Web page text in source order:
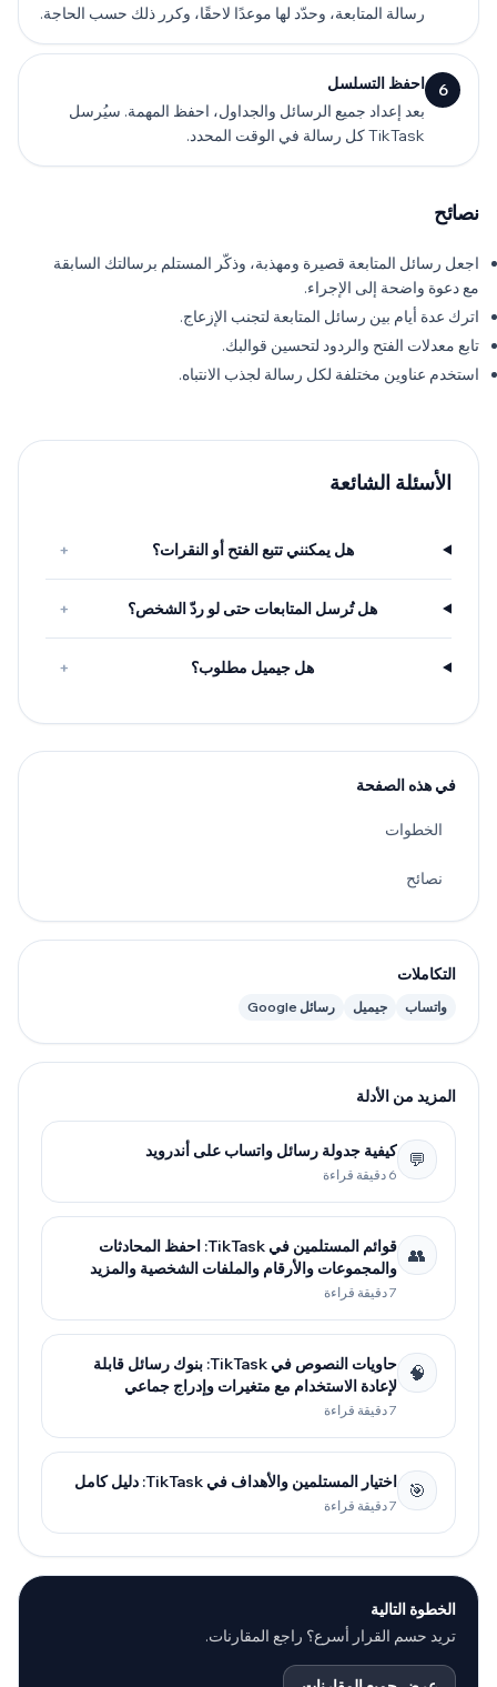
رسالة المتابعة، وحدّد لها موعدًا لاحقًا، وكرر ذلك حسب الحاجة.
6
احفظ التسلسل
بعد إعداد جميع الرسائل والجداول، احفظ المهمة. سيُرسل
TikTask كل رسالة في الوقت المحدد.
نصائح
اجعل رسائل المتابعة قصيرة ومهذبة، وذكّر المستلم برسالتك السابقة
مع دعوة واضحة إلى الإجراء.
اترك عدة أيام بين رسائل المتابعة لتجنب الإزعاج.
تابع معدلات الفتح والردود لتحسين قوالبك.
استخدم عناوين مختلفة لكل رسالة لجذب الانتباه.
الأسئلة الشائعة
هل يمكنني تتبع الفتح أو النقرات؟ +
هل تُرسل المتابعات حتى لو ردّ الشخص؟ +
هل جيميل مطلوب؟ +
في هذه الصفحة
الخطوات
نصائح
التكاملات
واتساب جيميل رسائل Google
المزيد من الأدلة
💬 كيفية جدولة رسائل واتساب على أندرويد
6 دقيقة قراءة
👥
قوائم المستلمين في TikTask: احفظ المحادثات
والمجموعات والأرقام والملفات الشخصية والمزيد
7 دقيقة قراءة
🧠
حاويات النصوص في TikTask: بنوك رسائل قابلة
لإعادة الاستخدام مع متغيرات وإدراج جماعي
7 دقيقة قراءة
🎯 اختيار المستلمين والأهداف في TikTask: دليل كامل
7 دقيقة قراءة
الخطوة التالية
تريد حسم القرار أسرع؟ راجع المقارنات.